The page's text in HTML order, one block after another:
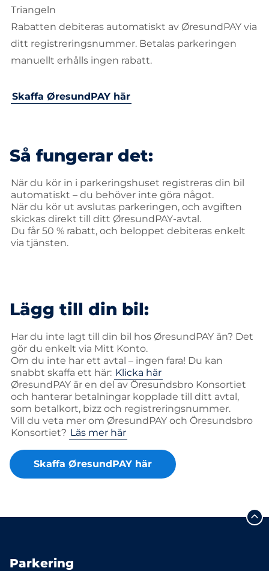
Triangeln
Rabatten debiteras automatiskt av ØresundPAY via
ditt registreringsnummer. Betalas parkeringen
manuellt erhålls ingen rabatt.
Skaffa ØresundPAY här
Så fungerar det:
När du kör in i parkeringshuset registreras din bil
automatiskt – du behöver inte göra något.
När du kör ut avslutas parkeringen, och avgiften
skickas direkt till ditt ØresundPAY-avtal.
Du får 50 % rabatt, och beloppet debiteras enkelt
via tjänsten.
Lägg till din bil:
Har du inte lagt till din bil hos ØresundPAY än? Det
gör du enkelt via Mitt Konto.
Om du inte har ett avtal – ingen fara! Du kan
snabbt skaffa ett här: Klicka här
ØresundPAY är en del av Öresundsbro Konsortiet
och hanterar betalningar kopplade till ditt avtal,
som betalkort, bizz och registreringsnummer.
Vill du veta mer om ØresundPAY och Öresundsbro
Konsortiet? Läs mer här
Skaffa ØresundPAY här
Parkering